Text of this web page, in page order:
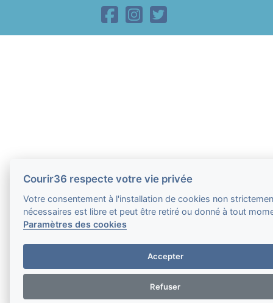
Courir36 respecte votre vie privée
Votre consentement à l'installation de cookies non
nécessaires est libre et peut être retiré ou donné à tout
Paramètres des cookies
Accepter
Refuser